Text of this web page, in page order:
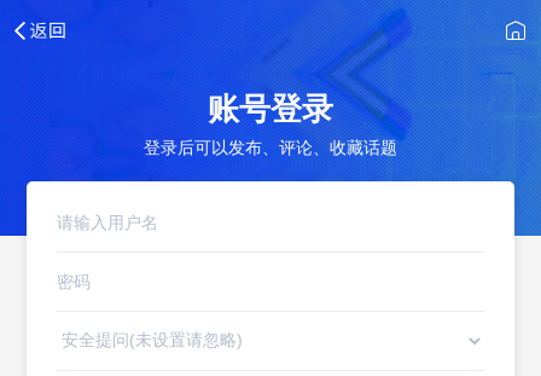
账号登录
登录后可以发布、评论、收藏话题